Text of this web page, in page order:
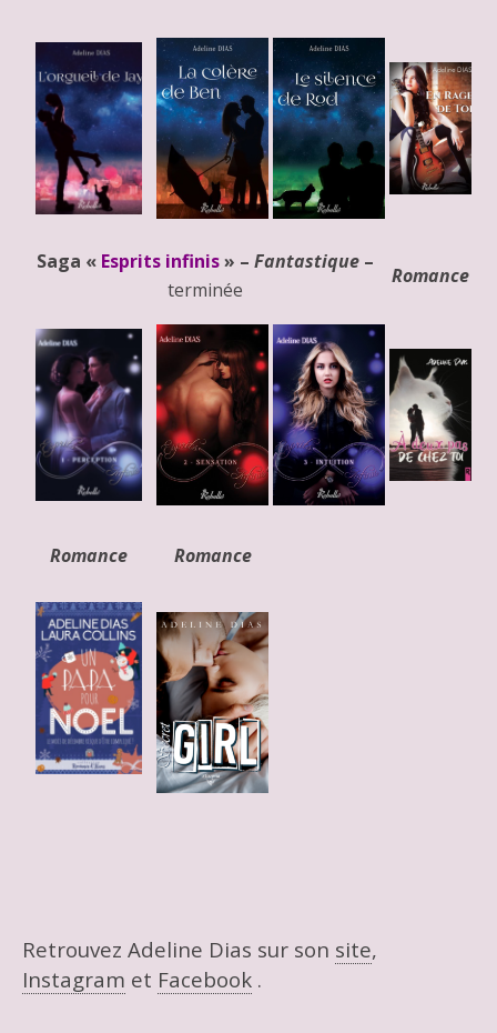
Saga « Esprits infinis» – Fantastique –
terminée
Romance
Romance Romance
Retrouvez Adeline Dias sur son site,
Instagram et Facebook .